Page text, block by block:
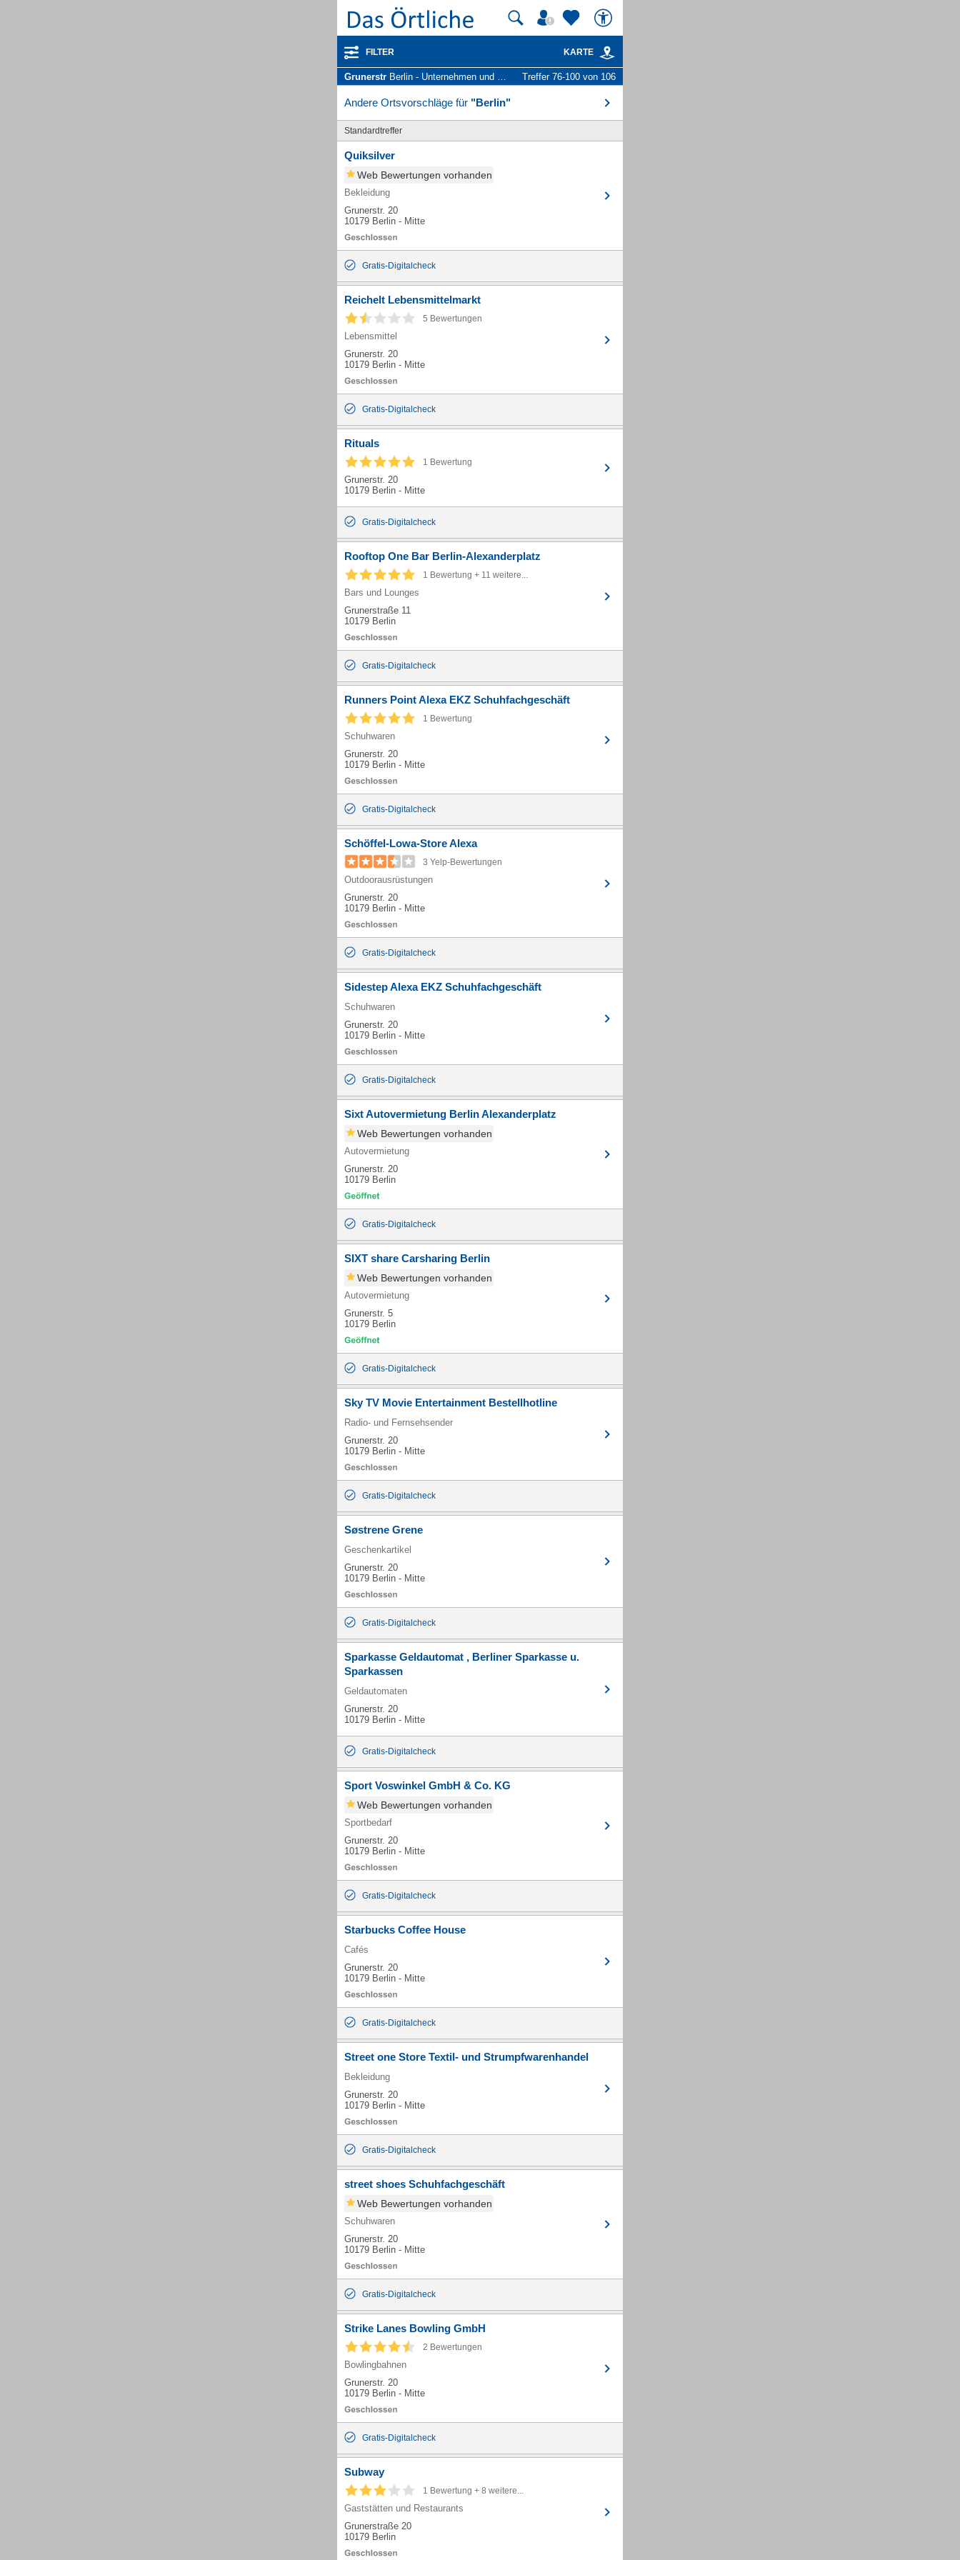
FILTER KARTE
Grunerstr Berlin - Unternehmen und Personen Treffer 76-100 von 106
Andere Ortsvorschläge für "Berlin"
Standardtreffer
Quiksilver
Web Bewertungen vorhanden
Bekleidung
Grunerstr. 20
10179 Berlin - Mitte
Gratis-Digitalcheck
Reichelt Lebensmittelmarkt
5 Bewertungen
Lebensmittel
Grunerstr. 20
10179 Berlin - Mitte
Gratis-Digitalcheck
Rituals
1 Bewertung
Grunerstr. 20
10179 Berlin - Mitte
Gratis-Digitalcheck
Rooftop One Bar Berlin-Alexanderplatz
1 Bewertung + 11 weitere...
Bars und Lounges
Grunerstraße 11
10179 Berlin
Gratis-Digitalcheck
Runners Point Alexa EKZ Schuhfachgeschäft
1 Bewertung
Schuhwaren
Grunerstr. 20
10179 Berlin - Mitte
Gratis-Digitalcheck
Schöffel-Lowa-Store Alexa
3 Yelp-Bewertungen
Outdoorausrüstungen
Grunerstr. 20
10179 Berlin - Mitte
Gratis-Digitalcheck
Sidestep Alexa EKZ Schuhfachgeschäft
Schuhwaren
Grunerstr. 20
10179 Berlin - Mitte
Gratis-Digitalcheck
Sixt Autovermietung Berlin Alexanderplatz
Web Bewertungen vorhanden
Autovermietung
Grunerstr. 20
10179 Berlin
Gratis-Digitalcheck
SIXT share Carsharing Berlin
Web Bewertungen vorhanden
Autovermietung
Grunerstr. 5
10179 Berlin
Gratis-Digitalcheck
Sky TV Movie Entertainment Bestellhotline
Radio- und Fernsehsender
Grunerstr. 20
10179 Berlin - Mitte
Gratis-Digitalcheck
Søstrene Grene
Geschenkartikel
Grunerstr. 20
10179 Berlin - Mitte
Gratis-Digitalcheck
Sparkasse Geldautomat , Berliner Sparkasse u.
Sparkassen
Geldautomaten
Grunerstr. 20
10179 Berlin - Mitte
Gratis-Digitalcheck
Sport Voswinkel GmbH & Co. KG
Web Bewertungen vorhanden
Sportbedarf
Grunerstr. 20
10179 Berlin - Mitte
Gratis-Digitalcheck
Starbucks Coffee House
Cafés
Grunerstr. 20
10179 Berlin - Mitte
Gratis-Digitalcheck
Street one Store Textil- und Strumpfwarenhandel
Bekleidung
Grunerstr. 20
10179 Berlin - Mitte
Gratis-Digitalcheck
street shoes Schuhfachgeschäft
Web Bewertungen vorhanden
Schuhwaren
Grunerstr. 20
10179 Berlin - Mitte
Gratis-Digitalcheck
Strike Lanes Bowling GmbH
2 Bewertungen
Bowlingbahnen
Grunerstr. 20
10179 Berlin - Mitte
Gratis-Digitalcheck
Subway
1 Bewertung + 8 weitere...
Gaststätten und Restaurants
Grunerstraße 20
10179 Berlin